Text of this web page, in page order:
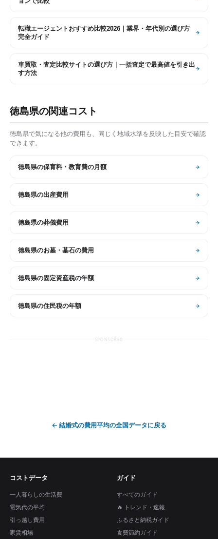
転職エージェントおすすめ比較2026｜業界・年代別の選び方
完全ガイド
車買取・査定比較サイトの選び方｜一括査定で最高値を引き出
す方法
徳島県の関連コスト
徳島県で気になる他の費用も、同じく地域水準を反映した目安で確認
できます。
徳島県の保育料・教育費の月額
徳島県の出産費用
徳島県の葬儀費用
徳島県のお墓・墓石の費用
徳島県の固定資産税の年額
徳島県の住民税の年額
SPONSORED
← 結婚式の費用平均の全国データに戻る
コストデータ
一人暮らしの生活費
電気代の平均
引っ越し費用
家賃相場
ガイド
すべてのガイド
🔥 トレンド・速報
ふるさと納税ガイド
食費節約ガイド